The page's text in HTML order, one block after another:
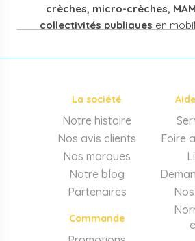
crèches, micro-crèches,
collectivités publiques en
puériculture, jouets et
d'accueil de la petite enfance.
cabinets infirmiers).
Mobilier et équipement
Lits crèche en bois, couchettes
langer sur mesure en résine
chaises adaptées aux 0-6 ans, banc-
séparation. Tout le matériel pour
conforme aux
Matériel de puériculture
La société
Notre histoire
Nos avis clients
Nos marques
Notre blog
Partenaires
Commande
Foire